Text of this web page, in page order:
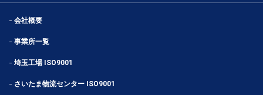
会社概要
事業所一覧
埼玉工場 ISO9001
さいたま物流センター ISO9001